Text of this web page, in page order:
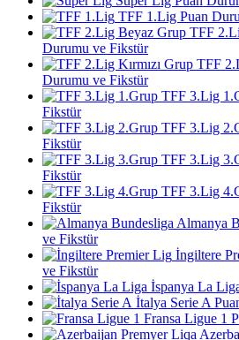
TFF 1.Lig Puan
TFF
Durumu ve Fikstür
TFF
Durumu ve Fikstür
TFF 3.Lig
Fikstür
TFF 3.Lig
Fikstür
TFF 3.Lig
Fikstür
TFF 3.Lig
Fikstür
Almanya
ve Fikstür
İngiltere
ve Fikstür
İspanya La
İtalya Serie A
Fransa Ligue 1